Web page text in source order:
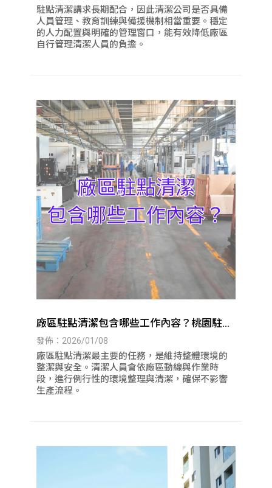
駐點清潔講求長期配合，因此清潔公司是否具備
人員管理、教育訓練與備援機制相當重要。穩定
的人力配置與明確的管理窗口，能有效降低廠區
自行管理清潔人員的負擔。
廠區駐點清潔包含哪些工作內容？桃園駐點
清潔｜八德駐點清潔
發佈：2026/01/08
廠區駐點清潔最主要的任務，是維持整體環境的
整潔與安全。清潔人員會依廠區動線與作業時
段，進行例行性的環境整理與清潔，確保不影響
生產流程。